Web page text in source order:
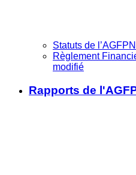
Statuts de
Règlement
modifié
Rapports de